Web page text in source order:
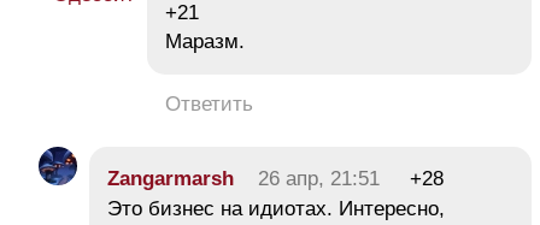
+21
Маразм.
Ответить
Zangarmarsh 26 апр, 21:51
+28
Это бизнес на идиотах. Интересно,